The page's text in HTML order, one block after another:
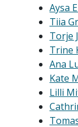
Aysa
Tiia
Torje
Trine
Ana
Kate
Lilli